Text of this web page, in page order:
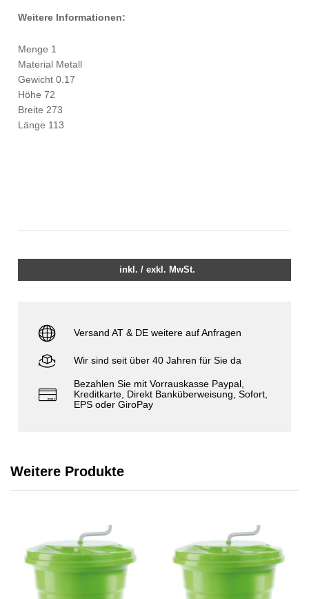
Weitere Informationen:
Menge 1
Material Metall
Gewicht 0.17
Höhe 72
Breite 273
Länge 113
inkl. / exkl. MwSt.
Versand AT & DE weitere auf Anfragen
Wir sind seit über 40 Jahren für Sie da
Bezahlen Sie mit Vorrauskasse Paypal,
Kreditkarte, Direkt Banküberweisung, Sofort,
EPS oder GiroPay
Weitere Produkte